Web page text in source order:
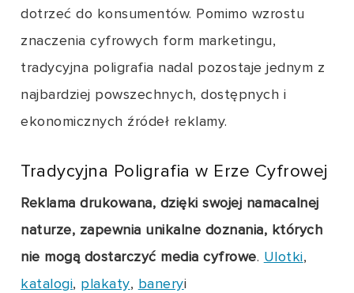
dotrzeć do konsumentów. Pomimo wzrostu
znaczenia cyfrowych form marketingu,
tradycyjna poligrafia nadal pozostaje jednym z
najbardziej powszechnych, dostępnych i
ekonomicznych źródeł reklamy.
Tradycyjna Poligrafia w Erze Cyfrowej
Reklama drukowana, dzięki swojej namacalnej
naturze, zapewnia unikalne doznania, których
nie mogą dostarczyć media cyfrowe. Ulotki,
katalogi, plakaty, baneryi